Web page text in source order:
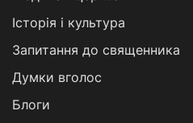
Історія і культура
Запитання до священника
Думки вголос
Блоги